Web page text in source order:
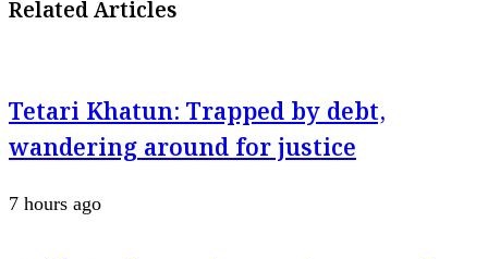
Related Articles
Tetari Khatun: Trapped by debt,
wandering around for justice
7 hours ago